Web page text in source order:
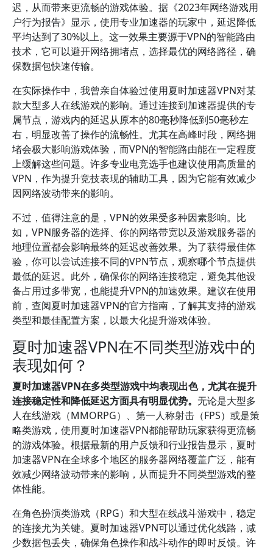
迟，从而带来更流畅的游戏体验。据《2023年网络游戏用
户行为报告》显示，使用专业加速器的玩家中，延迟降低
平均达到了30%以上。这一效果主要源于VPN的智能路由
技术，它可以避开网络拥堵点，选择最优的网络路径，确
保数据包快速传输。
在实际操作中，我曾亲自体验过使用夏时加速器VPN对某
款大型多人在线游戏的影响。通过连接到加速器提供的专
属节点，游戏内的延迟从原本的80毫秒降低到50毫秒左
右，明显改善了操作的流畅性。尤其在高峰时段，网络拥
堵会极大影响游戏体验，而VPN的智能路由能在一定程度
上缓解这些问题。许多专业电竞选手也建议使用高质量的
VPN，作为提升竞技表现的辅助工具，因为它能有效减少
因网络波动带来的影响。
不过，值得注意的是，VPN的效果受多种因素影响。比
如，VPN服务器的选择、你的网络带宽以及游戏服务器的
地理位置都会影响最终的延迟改善效果。为了获得最佳体
验，你可以尝试连接不同的VPN节点，观察哪个节点提供
最低的延迟。此外，确保你的网络连接稳定，避免其他设
备占用过多带宽，也能提升VPN的加速效果。建议在使用
前，查阅夏时加速器VPN的官方指南，了解其支持的游戏
类型和最佳配置方案，以最大化提升游戏体验。
夏时加速器VPN在不同类型游戏中的
表现如何？
夏时加速器VPN在多类型游戏中均表现出色，尤其在提升
连接稳定性和降低延迟方面具有明显优势。 无论是大型多
人在线游戏（MMORPG）、第一人称射击（FPS）或是策
略类游戏，使用夏时加速器VPN都能帮助玩家获得更流畅
的游戏体验。根据最新的用户反馈和行业报告显示，夏时
加速器VPN在全球多个地区的服务器网络覆盖广泛，能有
效减少网络波动带来的影响，从而提升不同类型游戏的整
体性能。
在角色扮演类游戏（RPG）和大型在线战斗游戏中，稳定
的连接尤为关键。夏时加速器VPN可以通过优化线路，减
少数据包丢失，确保角色操作和战斗动作的即时反馈。许